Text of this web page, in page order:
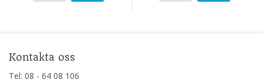
Kontakta oss
Tel: 08 - 64 08 106